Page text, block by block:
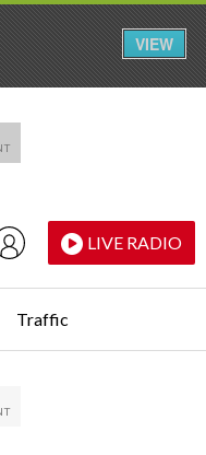
LIVE RADIO
Traffic
VIEW